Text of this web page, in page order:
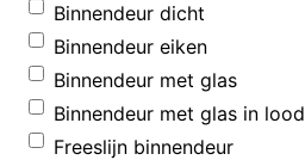
Binnendeur dicht
Binnendeur eiken
Binnendeur met glas
Binnendeur met glas in lood
Freeslijn binnendeur